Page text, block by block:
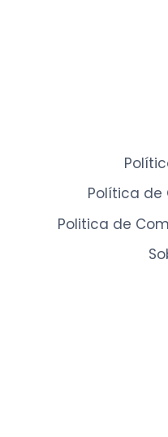
Política de
Politica de